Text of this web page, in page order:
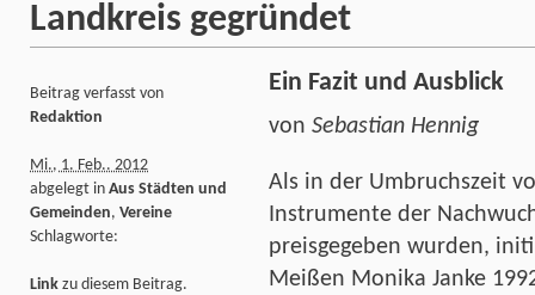
Landkreis gegründet
Ein Fazit und Ausblick
von Sebastian Hennig
Als in der Umbruchszeit
Instrumente der
preisgegeben wurden,
Meißen Monika Janke
Beitrag verfasst von
Redaktion
Mi., 1. Feb.. 2012
abgelegt in Aus Städten und
Gemeinden, Vereine
Schlagworte:
Link zu diesem Beitrag.